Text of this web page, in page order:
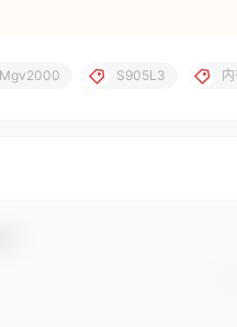
Mgv2000 S905L3